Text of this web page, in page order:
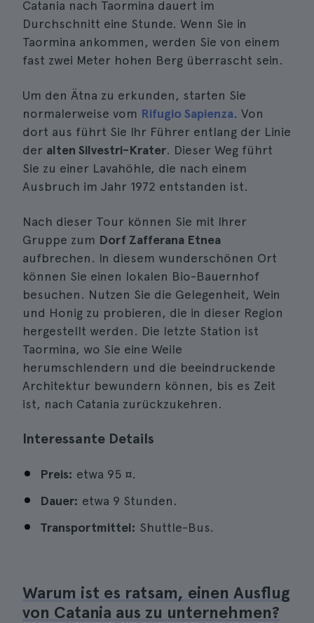
Catania nach Taormina dauert im
Durchschnitt eine Stunde. Wenn Sie in
Taormina ankommen, werden Sie von einem
fast zwei Meter hohen Berg überrascht sein.
Um den Ätna zu erkunden, starten Sie
normalerweise vom Rifugio Sapienza. Von
dort aus führt Sie Ihr Führer entlang der Linie
der alten Silvestri-Krater. Dieser Weg führt
Sie zu einer Lavahöhle, die nach einem
Ausbruch im Jahr 1972 entstanden ist.
Nach dieser Tour können Sie mit Ihrer
Gruppe zum Dorf Zafferana Etnea
aufbrechen. In diesem wunderschönen Ort
können Sie einen lokalen Bio-Bauernhof
besuchen. Nutzen Sie die Gelegenheit, Wein
und Honig zu probieren, die in dieser Region
hergestellt werden. Die letzte Station ist
Taormina, wo Sie eine Weile
herumschlendern und die beeindruckende
Architektur bewundern können, bis es Zeit
ist, nach Catania zurückzukehren.
Interessante Details
Preis: etwa 95 ¤.
Dauer: etwa 9 Stunden.
Transportmittel: Shuttle-Bus.
Warum ist es ratsam, einen Ausflug
von Catania aus zu unternehmen?